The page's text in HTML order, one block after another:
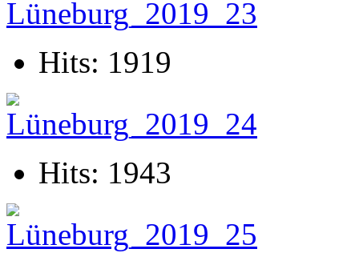
Hits: 1919
Hits: 1943